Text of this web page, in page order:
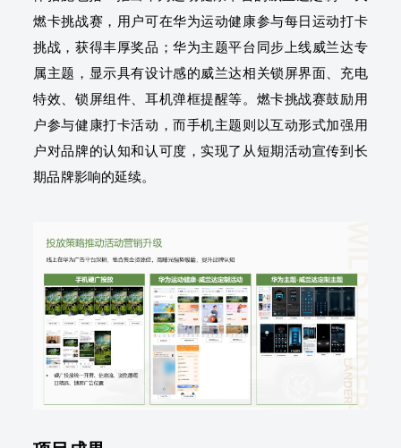
燃卡挑战赛，用户可在华为运动健康参与每日运动打卡
挑战，获得丰厚奖品；华为主题平台同步上线威兰达专
属主题，显示具有设计感的威兰达相关锁屏界面、充电
特效、锁屏组件、耳机弹框提醒等。燃卡挑战赛鼓励用
户参与健康打卡活动，而手机主题则以互动形式加强用
户对品牌的认知和认可度，实现了从短期活动宣传到长
期品牌影响的延续。